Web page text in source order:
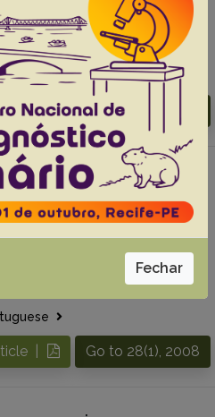
Rego E.W.
Carvalho A.A.
Riet-Correa F.
Go to 29(1), 2009
|
and
in sheep in
Brazil, p.29-35
Simões S.D.V.
Go to 28(1), 2008
|
Fechar